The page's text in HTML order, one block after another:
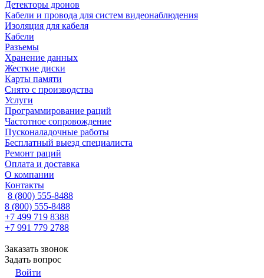
Детекторы дронов
Кабели и провода для систем видеонаблюдения
Изоляция для кабеля
Кабели
Разъемы
Хранение данных
Жесткие диски
Карты памяти
Снято с производства
Услуги
Программирование раций
Частотное сопровождение
Пусконаладочные работы
Бесплатный выезд специалиста
Ремонт раций
Оплата и доставка
О компании
Контакты
8 (800) 555-8488
8 (800) 555-8488
+7 499 719 8388
+7 991 779 2788
Заказать звонок
Задать вопрос
Войти